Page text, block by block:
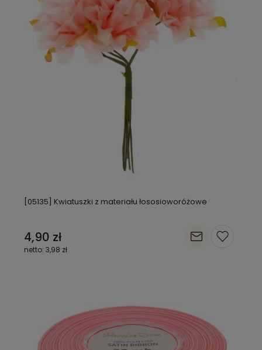
[05135] Kwiatuszki z materiału łososioworóżowe
4,90 zł
3,98 zł